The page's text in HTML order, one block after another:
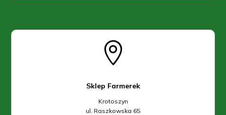

Sklep Farmerek
Krotoszyn
ul. Raszkowska 65